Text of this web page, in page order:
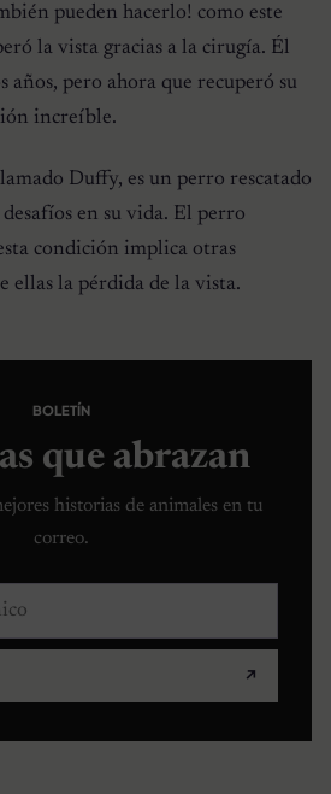
pueden hacerlo! como este
la vista gracias a la cirugía. Él
años, pero ahora que recuperó su
increíble.
Duffy, es un perro rescatado
en su vida. El perro
condición implica otras
ellas la pérdida de la vista.
BOLETÍN
que abrazan
historias de animales en tu
correo.
↗